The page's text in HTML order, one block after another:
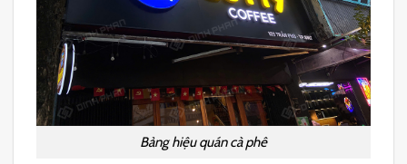
Bảng hiệu quán cà phê